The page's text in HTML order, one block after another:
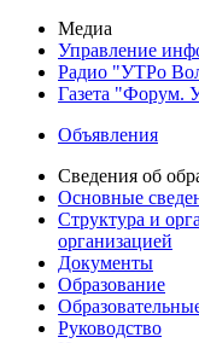
Медиа
Управление
Радио "УТРо
Газета "Форум.
Объявления
Сведения об
Основные
Структура и
организацией
Документы
Образование
Руководство